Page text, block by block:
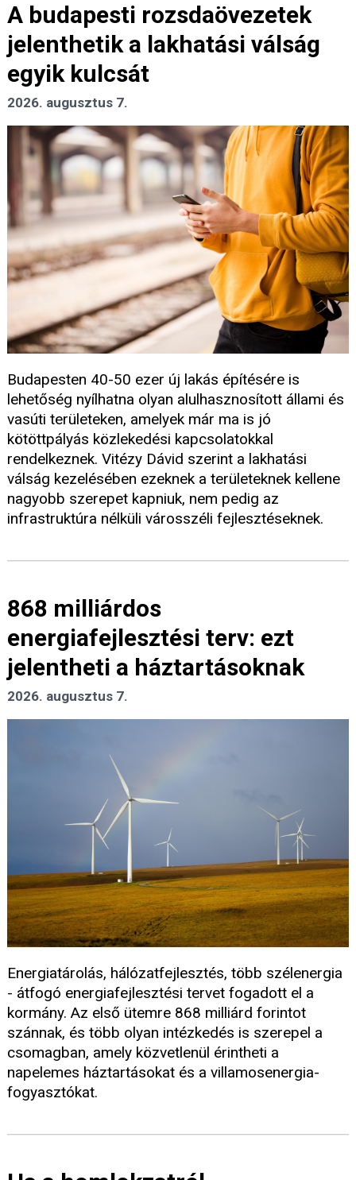
A budapesti rozsdaövezetek
jelenthetik a lakhatási válság
egyik kulcsát
2026. augusztus 7.
Budapesten 40-50 ezer új lakás építésére is
lehetőség nyílhatna olyan alulhasznosított állami és
vasúti területeken, amelyek már ma is jó
kötöttpályás közlekedési kapcsolatokkal
rendelkeznek. Vitézy Dávid szerint a lakhatási
válság kezelésében ezeknek a területeknek kellene
nagyobb szerepet kapniuk, nem pedig az
infrastruktúra nélküli városszéli fejlesztéseknek.
868 milliárdos
energiafejlesztési terv: ezt
jelentheti a háztartásoknak
2026. augusztus 7.
Energiatárolás, hálózatfejlesztés, több szélenergia
- átfogó energiafejlesztési tervet fogadott el a
kormány. Az első ütemre 868 milliárd forintot
szánnak, és több olyan intézkedés is szerepel a
csomagban, amely közvetlenül érintheti a
napelemes háztartásokat és a villamosenergia-
fogyasztókat.